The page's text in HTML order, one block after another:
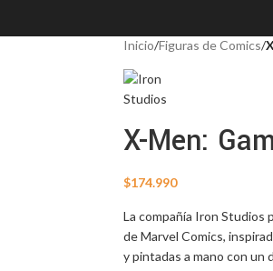
Inicio/Figuras de Comics/
X-Men:
$174.990
La compañía Iron Studios
de Marvel Comics,
y pintadas a mano con un